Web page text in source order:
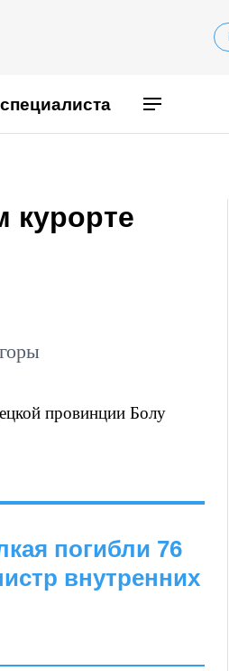
курорте
провинции Болу
погибли 76
внутренних